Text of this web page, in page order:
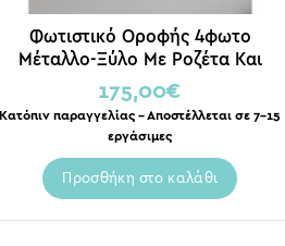
Φωτιστικό Οροφής 4φωτο
Μέταλλο-Ξύλο Με Ροζέτα Και
Μεταλλικά Καπέλα Πατίνα Σκουριά
Δ40 Υ80
175,00€
Κατόπιν παραγγελίας – Αποστέλλεται σε 7-15
εργάσιμες
Προσθήκη στο καλάθι